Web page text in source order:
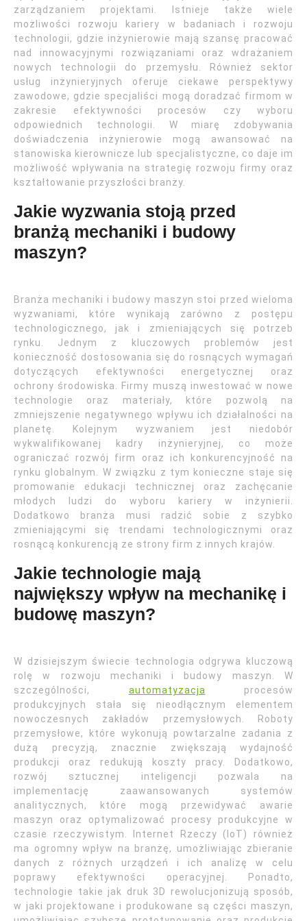
zarządzaniem projektami. Istnieje także wiele
możliwości rozwoju kariery w badaniach i rozwoju
technologii, gdzie inżynierowie mają szansę pracować
nad innowacyjnymi rozwiązaniami oraz wdrażaniem
nowych technologii do przemysłu. Również sektor
usług inżynieryjnych oferuje ciekawe perspektywy
zawodowe, gdzie specjaliści mogą doradzać firmom w
zakresie efektywności procesów czy wyboru
odpowiednich technologii. W miarę zdobywania
doświadczenia inżynierowie mogą awansować na
stanowiska kierownicze lub specjalistyczne, co daje im
możliwość wpływania na strategię rozwoju firmy oraz
kształtowanie przyszłości branży.
Jakie wyzwania stoją przed
branżą mechaniki i budowy
maszyn?
Branża mechaniki i budowy maszyn stoi przed wieloma
wyzwaniami, które wynikają zarówno z postępu
technologicznego, jak i zmieniających się potrzeb
rynku. Jednym z kluczowych problemów jest
konieczność dostosowania się do rosnących wymagań
dotyczących efektywności energetycznej oraz
ochrony środowiska. Firmy muszą inwestować w nowe
technologie oraz materiały, które pozwolą na
zmniejszenie negatywnego wpływu ich działalności na
planetę. Kolejnym wyzwaniem jest niedobór
wykwalifikowanej kadry inżynieryjnej, co może
ograniczać rozwój firm oraz ich konkurencyjność na
rynku globalnym. W związku z tym konieczne staje się
promowanie edukacji technicznej oraz zachęcanie
młodych ludzi do wyboru kariery w inżynierii.
Dodatkowo branża musi radzić sobie z szybko
zmieniającymi się trendami technologicznymi oraz
rosnącą konkurencją ze strony firm z innych krajów.
Jakie technologie mają
największy wpływ na mechanikę i
budowę maszyn?
W dzisiejszym świecie technologia odgrywa kluczową
rolę w rozwoju mechaniki i budowy maszyn. W
szczególności, automatyzacja procesów
produkcyjnych stała się nieodłącznym elementem
nowoczesnych zakładów przemysłowych. Roboty
przemysłowe, które wykonują powtarzalne zadania z
dużą precyzją, znacznie zwiększają wydajność
produkcji oraz redukują koszty pracy. Dodatkowo,
rozwój sztucznej inteligencji pozwala na
implementację zaawansowanych systemów
analitycznych, które mogą przewidywać awarie
maszyn oraz optymalizować procesy produkcyjne w
czasie rzeczywistym. Internet Rzeczy (IoT) również
ma ogromny wpływ na branżę, umożliwiając zbieranie
danych z różnych urządzeń i ich analizę w celu
poprawy efektywności operacyjnej. Ponadto,
technologie takie jak druk 3D rewolucjonizują sposób,
w jaki projektowane i produkowane są części maszyn,